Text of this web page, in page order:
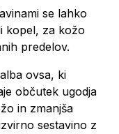
se lahko
kopel, za kožo
predelov.
ovsa, ki
občutek ugodja
in zmanjša
sestavino z